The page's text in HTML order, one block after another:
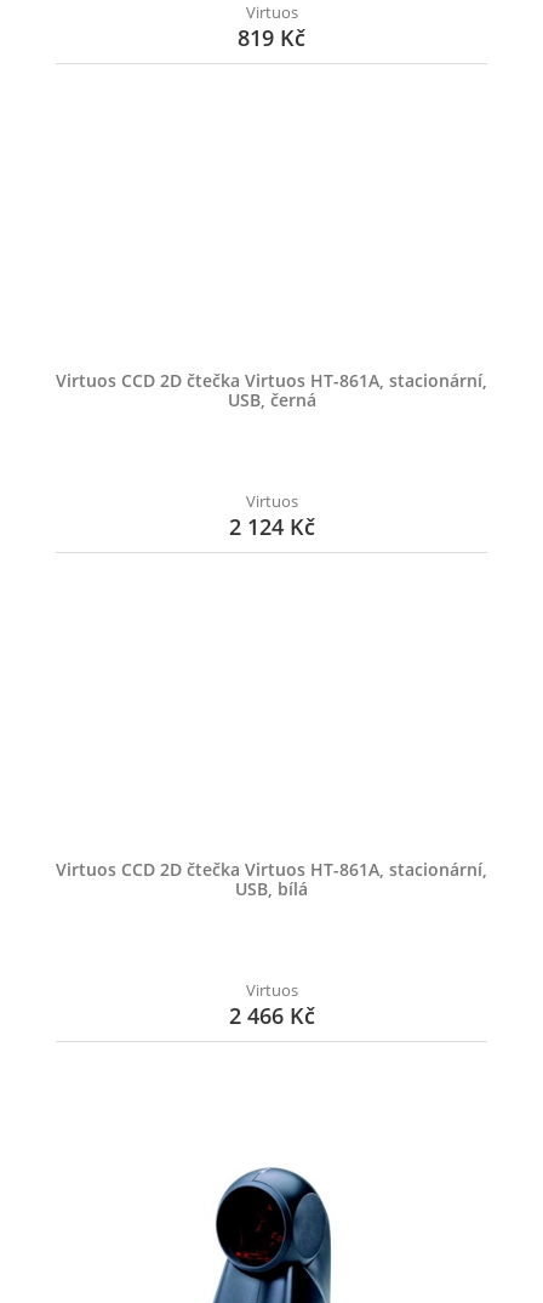
Virtuos
819 Kč
Virtuos CCD 2D čtečka Virtuos HT-861A, stacionární,
USB, černá
Virtuos
2 124 Kč
Virtuos CCD 2D čtečka Virtuos HT-861A, stacionární,
USB, bílá
Virtuos
2 466 Kč